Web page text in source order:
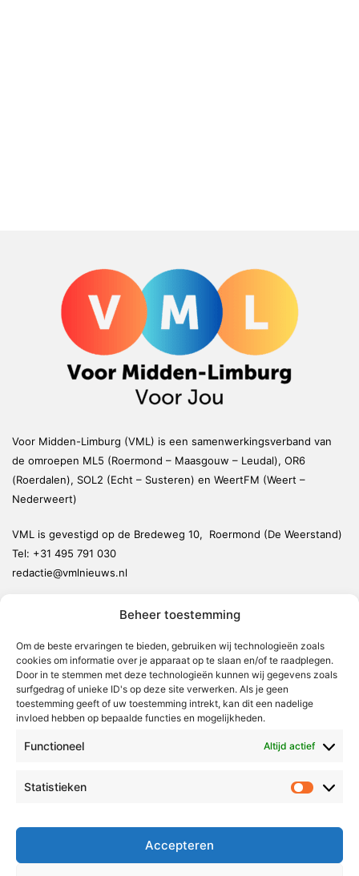
Beheer toestemming
Om de beste ervaringen te bieden, gebruiken wij technologieën zoals
cookies om informatie over je apparaat op te slaan en/of te raadplegen.
Door in te stemmen met deze technologieën kunnen wij gegevens zoals
surfgedrag of unieke ID's op deze site verwerken. Als je geen
toestemming geeft of uw toestemming intrekt, kan dit een nadelige
invloed hebben op bepaalde functies en mogelijkheden.
Functioneel Altijd actief
Statistieken
Accepteren
Voor Midden-Limburg (VML) is een samenwerkingsverband van
de omroepen ML5 (Roermond – Maasgouw – Leudal), OR6
(Roerdalen), SOL2 (Echt – Susteren) en WeertFM (Weert –
Nederweert)
VML is gevestigd op de Bredeweg 10, Roermond (De Weerstand)
Tel: +31 495 791 030
redactie@vmlnieuws.nl
Leudal
Maasgouw
Echt-Susteren
Radio & TV